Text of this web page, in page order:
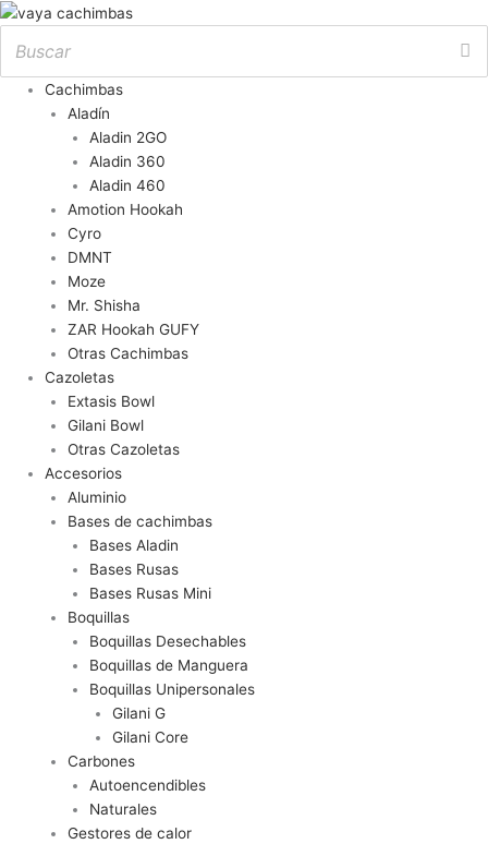
Cachimbas
Aladín
Aladin 2GO
Aladin 360
Aladin 460
Amotion Hookah
Cyro
DMNT
Moze
Mr. Shisha
ZAR Hookah GUFY
Otras Cachimbas
Cazoletas
Extasis Bowl
Gilani Bowl
Otras Cazoletas
Accesorios
Aluminio
Bases de cachimbas
Bases Aladin
Bases Rusas
Bases Rusas Mini
Boquillas
Boquillas Desechables
Boquillas de Manguera
Boquillas Unipersonales
Gilani G
Gilani Core
Carbones
Autoencendibles
Naturales
Gestores de calor